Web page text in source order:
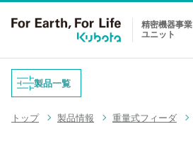
コンテンツへスキップ
精密機器事業
ユニット
製品一覧
重量式フィーダ
トップ 製品情報 重量式フィーダ